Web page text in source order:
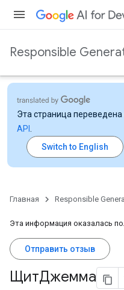
Responsible
Эта страница
API
Главная Responsible
Эта информация оказалась
Отправить отзыв
ЩитДжемма